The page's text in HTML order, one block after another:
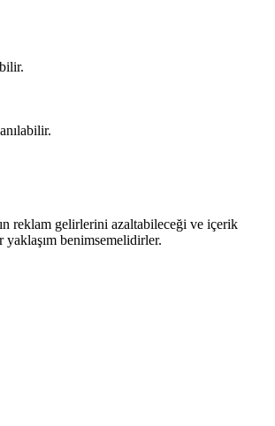
reklam gelirlerini azaltabileceği ve içerik
benimsemelidirler.